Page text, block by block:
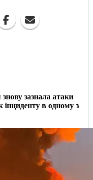
зазнала атаки
інциденту в одному з